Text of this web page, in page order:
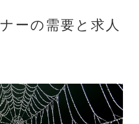
ーの需要と求人